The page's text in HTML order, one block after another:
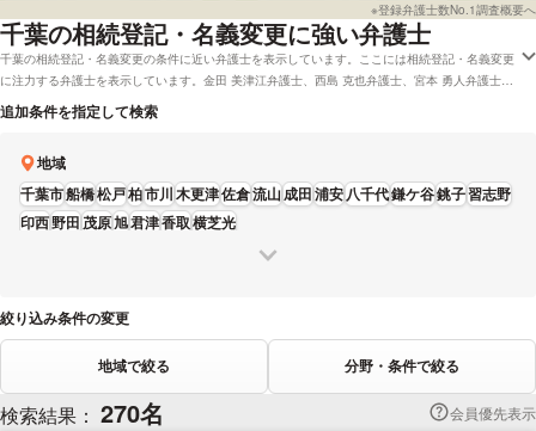
※登録弁護士数No.1調査概要へ
千葉の相続登記・名義変更に強い弁護士
千葉の相続登記・名義変更の条件に近い弁護士を表示しています。ここには相続登記・名義変更
に注力する弁護士を表示しています。金田 美津江弁護士、西島 克也弁護士、宮本 勇人弁護士、
大澤 潤也弁護士、村山 貴信弁護士などの電話・メールの問合せ情報から、口コミや評判・土日
祝日の休日法律相談や無料相談の可否など、充実した専門情報で心強い弁護士をお探しくださ
追加条件を指定して検索
地域
千葉市船橋松戸柏市川木更津佐倉流山成田浦安八千代鎌ケ谷銚子習志野
印西野田 茂原旭君津香取横芝光
絞り込み条件の変更
地域で絞る 分野・条件で絞る
検索結果： 270名 会員優先表示